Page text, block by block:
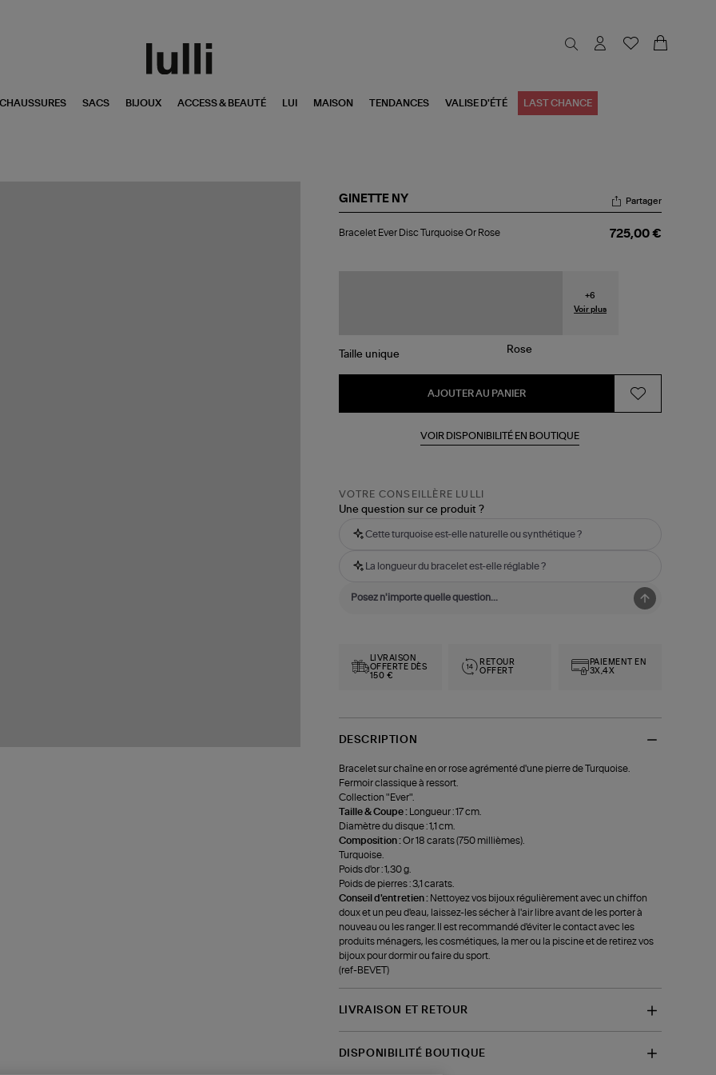
CHAUSSURES SACS BIJOUX ACCESS & BEAUTÉ LUI MAISON TENDANCES VALISE D'ÉTÉ LAST CHANCE
GINETTE NY
Ever
Partager
Bracelet Ever Disc Turquoise Or Rose 725,00 €
+6
Voir plus
Taille unique
AJOUTER AU PANIER
VOIR DISPONIBILITÉ EN BOUTIQUE
VOTRE CONSEILLÈRE LULLI
Une question sur ce produit ?
Cette turquoise est-elle naturelle ou synthétique ?
La longueur du bracelet est-elle réglable ?
LIVRAISON
OFFERTE DÈS
150 €
RETOUR
OFFERT
PAIEMENT EN
3X,4X
DESCRIPTION
Bracelet sur chaîne en or rose agrémenté d'une pierre de Turquoise.
Fermoir classique à ressort.
Collection "Ever".
Taille & Coupe :
Longueur : 17 cm.
Diamètre du disque : 1,1 cm.
Composition :Or 18 carats (750 millièmes).
Turquoise.
Poids d'or : 1,30 g.
Poids de pierres : 3,1 carats.
Conseil d'entretien : Nettoyez vos bijoux régulièrement avec un chiffon
doux et un peu d'eau, laissez-les sécher à l'air libre avant de les porter à
nouveau ou les ranger. Il est recommandé d'éviter le contact avec les
produits ménagers, les cosmétiques, la mer ou la piscine et de retirez vos
bijoux pour dormir ou faire du sport.
(ref-BEVET)
LIVRAISON ET RETOUR
DISPONIBILITÉ BOUTIQUE